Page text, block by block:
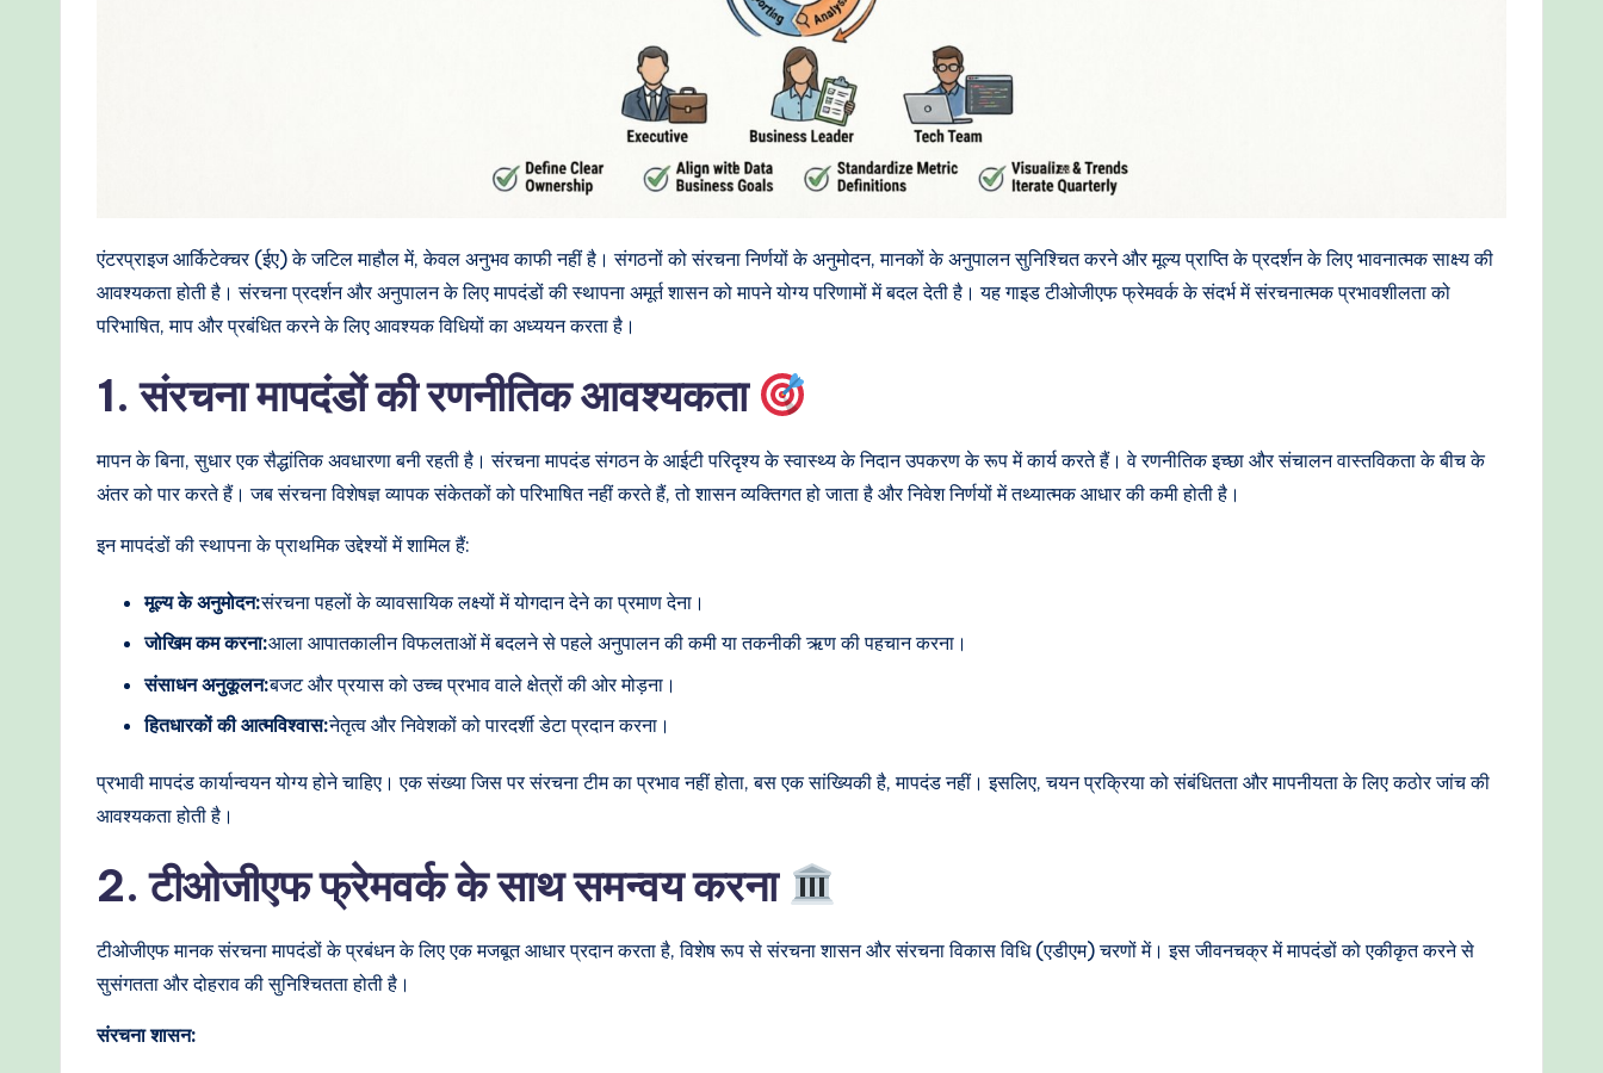
kf
lo
w
&
M
M
एंटरप्राइज आर्किटेक्चर (ईए) के जटिल माहौल में, केवल अनुभव काफी नहीं है। संगठनों को संरचना निर्णयों के अनुमोदन, मानकों के अनुपालन सुनिश्चित करने और मूल्य प्राप्ति के प्रदर्शन के लिए भावनात्मक साक्ष्य की
आवश्यकता होती है। संरचना प्रदर्शन और अनुपालन के लिए मापदंडों की स्थापना अमूर्त शासन को मापने योग्य परिणामों में बदल देती है। यह गाइड टीओजीएफ फ्रेमवर्क के संदर्भ में संरचनात्मक प्रभावशीलता को
परिभाषित, माप और प्रबंधित करने के लिए आवश्यक विधियों का अध्ययन करता है।
1. संरचना मापदंडों की रणनीतिक आवश्यकता
मापन के बिना, सुधार एक सैद्धांतिक अवधारणा बनी रहती है। संरचना मापदंड संगठन के आईटी परिदृश्य के स्वास्थ्य के निदान उपकरण के रूप में कार्य करते हैं। वे रणनीतिक इच्छा और संचालन वास्तविकता के बीच के
अंतर को पार करते हैं। जब संरचना विशेषज्ञ व्यापक संकेतकों को परिभाषित नहीं करते हैं, तो शासन व्यक्तिगत हो जाता है और निवेश निर्णयों में तथ्यात्मक आधार की कमी होती है।
इन मापदंडों की स्थापना के प्राथमिक उद्देश्यों में शामिल हैं:
मूल्य के अनुमोदन:संरचना पहलों के व्यावसायिक लक्ष्यों में योगदान देने का प्रमाण देना।
जोखिम कम करना:आला आपातकालीन विफलताओं में बदलने से पहले अनुपालन की कमी या तकनीकी ऋण की पहचान करना।
संसाधन अनुकूलन:बजट और प्रयास को उच्च प्रभाव वाले क्षेत्रों की ओर मोड़ना।
हितधारकों की आत्मविश्वास:नेतृत्व और निवेशकों को पारदर्शी डेटा प्रदान करना।
प्रभावी मापदंड कार्यान्वयन योग्य होने चाहिए। एक संख्या जिस पर संरचना टीम का प्रभाव नहीं होता, बस एक सांख्यिकी है, मापदंड नहीं। इसलिए, चयन प्रक्रिया को संबंधितता और मापनीयता के लिए कठोर जांच की
आवश्यकता होती है।
2. टीओजीएफ फ्रेमवर्क के साथ समन्वय करना
टीओजीएफ मानक संरचना मापदंडों के प्रबंधन के लिए एक मजबूत आधार प्रदान करता है, विशेष रूप से संरचना शासन और संरचना विकास विधि (एडीएम) चरणों में। इस जीवनचक्र में मापदंडों को एकीकृत करने से
सुसंगतता और दोहराव की सुनिश्चितता होती है।
संरचना शासन: